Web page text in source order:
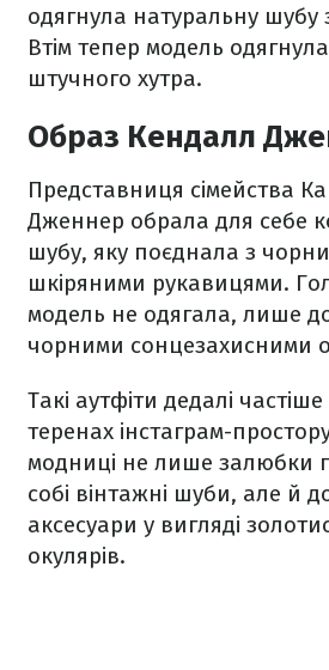
одягнула натуральну шубу
Втім тепер модель
штучного хутра.
Образ Кендалл
Представниця сімейства
Дженнер обрала для себе
шубу, яку поєднала з
шкіряними рукавицями.
модель не одягала, лише
чорними сонцезахисними
Такі аутфіти дедалі
теренах інстаграм-
модниці не лише залюбки
собі вінтажні шуби, але й
аксесуари у вигляді
окулярів.